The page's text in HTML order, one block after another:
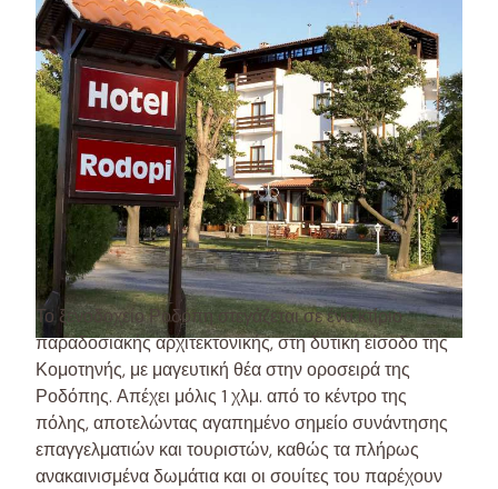
Το ξενοδοχείο Ροδόπη στεγάζεται σε ένα κτίριο
παραδοσιακής αρχιτεκτονικής, στη δυτική είσοδο της
Κομοτηνής, με μαγευτική θέα στην οροσειρά της
Ροδόπης. Απέχει μόλις 1 χλμ. από το κέντρο της
πόλης, αποτελώντας αγαπημένο σημείο συνάντησης
επαγγελματιών και τουριστών, καθώς τα πλήρως
ανακαινισμένα δωμάτια και οι σουίτες του παρέχουν